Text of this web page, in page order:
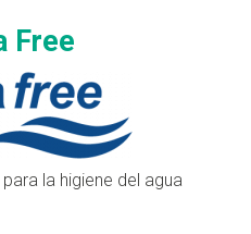
Free
la higiene del agua